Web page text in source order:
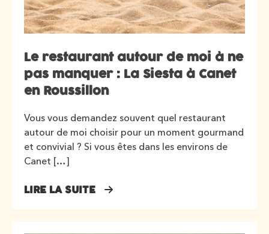
Le restaurant autour de moi à ne
pas manquer : La Siesta à Canet
en Roussillon
Vous vous demandez souvent quel restaurant
autour de moi choisir pour un moment gourmand
et convivial ? Si vous êtes dans les environs de
Canet […]
LIRE LA SUITE